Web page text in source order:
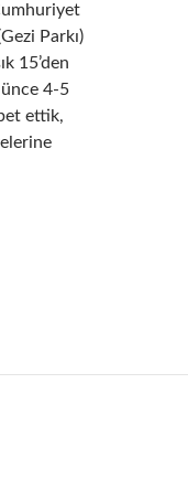
Parkı)
15’den
4-5
ettik,